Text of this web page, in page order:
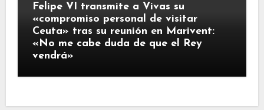
Felipe VI transmite a Vivas su
«compromiso personal de visitar
Ceuta» tras su reunión en Marivent:
«No me cabe duda de que el Rey
vendrá»